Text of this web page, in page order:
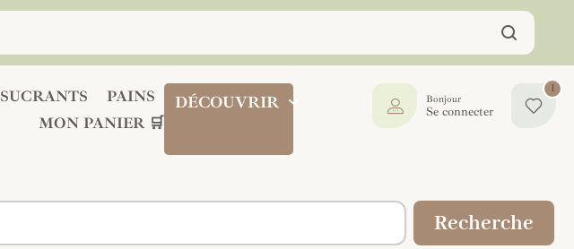
SUCRANTS
PAINS
MON PANIER 🛒
DÉCOUVRIR
1
Bonjour
Se connecter
Recherche